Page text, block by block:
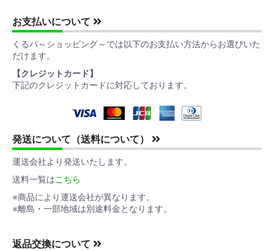
お支払いについて
くるパ～ショッピング～では以下のお支払い方法からお選びいた
だけます。
【クレジットカード】
下記のクレジットカードに対応しております。
発送について（送料について）
運送会社より発送いたします。
送料一覧はこちら
※商品により運送会社が異なります。
※離島・一部地域は別途料金となります。
返品交換について